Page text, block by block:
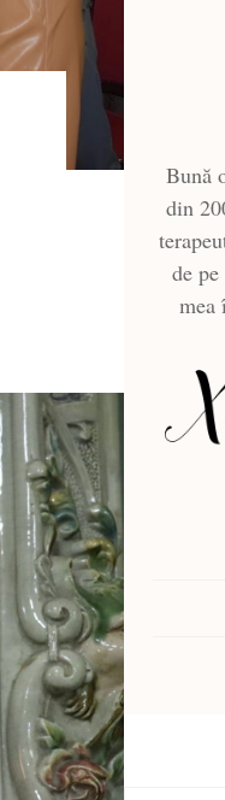
Bună
din
de
mea